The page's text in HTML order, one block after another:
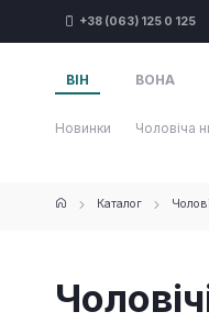
+38 (063) 125 0 125
ВІН ВОНА
Новинки Чоловіча
Каталог